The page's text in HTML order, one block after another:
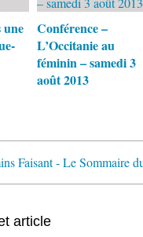
une
Conférence –
L’Occitanie au
féminin – samedi 3
août 2013
article